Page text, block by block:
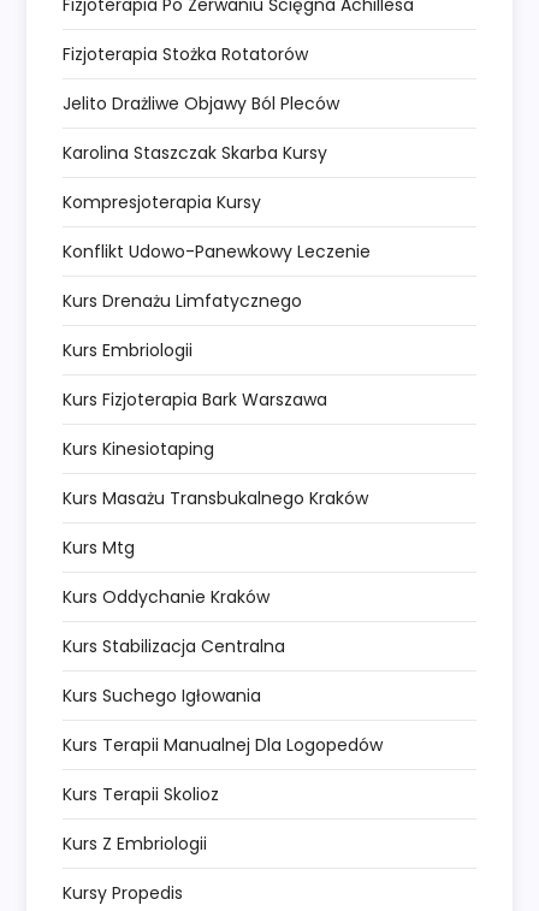
Fizjoterapia Stożka Rotatorów
Jelito Drażliwe Objawy Ból Pleców
Karolina Staszczak Skarba Kursy
Kompresjoterapia Kursy
Konflikt Udowo-Panewkowy Leczenie
Kurs Drenażu Limfatycznego
Kurs Embriologii
Kurs Fizjoterapia Bark Warszawa
Kurs Kinesiotaping
Kurs Masażu Transbukalnego Kraków
Kurs Mtg
Kurs Oddychanie Kraków
Kurs Stabilizacja Centralna
Kurs Suchego Igłowania
Kurs Terapii Manualnej Dla Logopedów
Kurs Terapii Skolioz
Kurs Z Embriologii
Kursy Propedis